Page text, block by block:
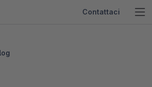
Contattaci